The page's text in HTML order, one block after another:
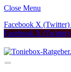
Close Menu
Facebook X (Twitter)
Facebook X (Twitter)